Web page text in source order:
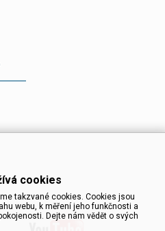
cookies
takzvané cookies. Cookies jsou
webu, k měření jeho funkčnosti a
Dejte nám vědět o svých